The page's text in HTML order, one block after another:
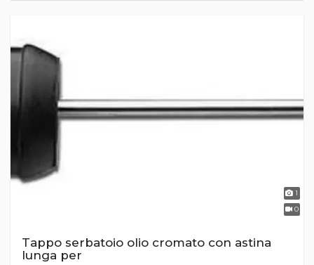
1
0
Tappo serbatoio olio cromato con astina
lunga per